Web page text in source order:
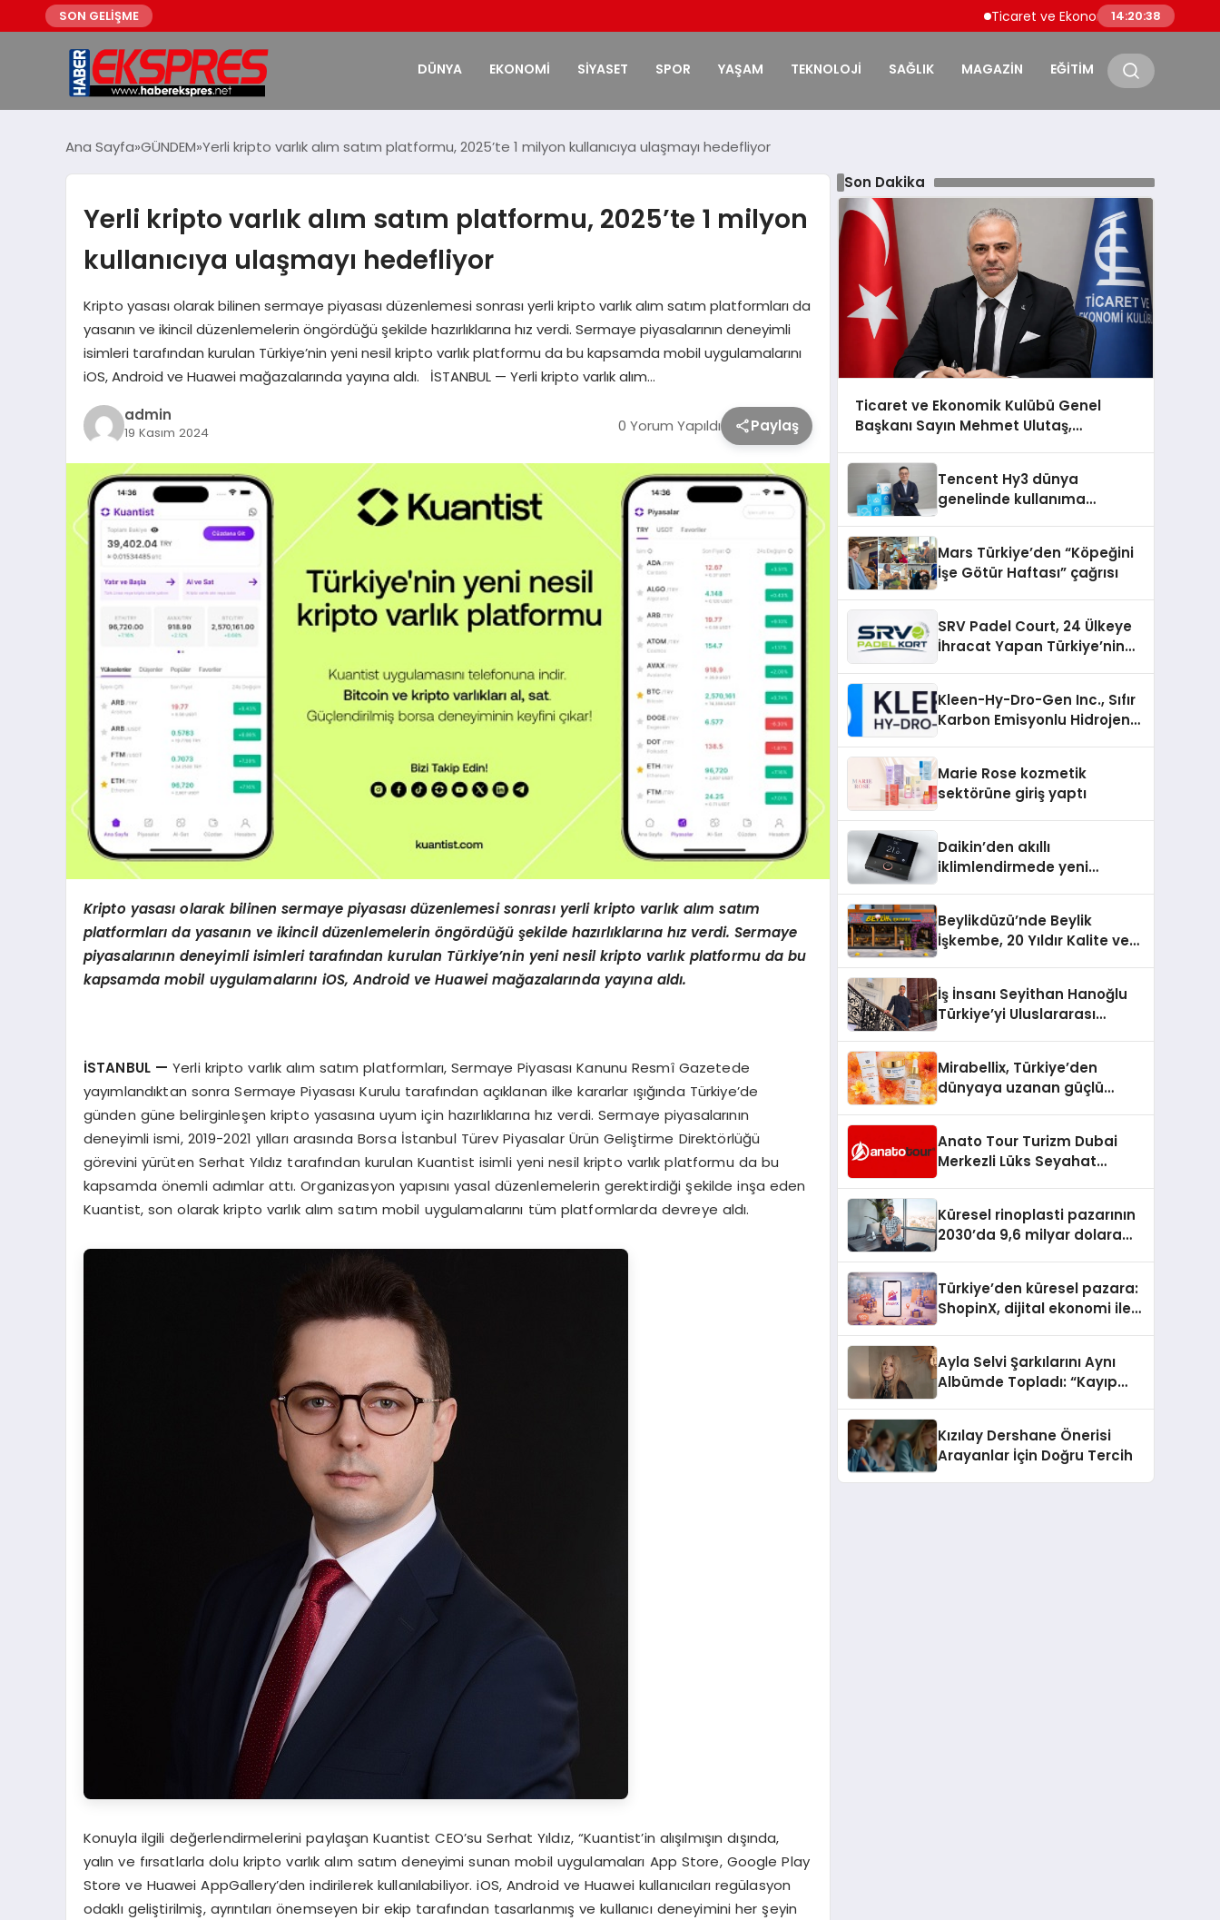
SON GELİŞME Ticaret ve Ekonomik Kulübü Genel Başkanı
14:20:39
DÜNYA EKONOMİ SİYASET SPOR YAŞAM TEKNOLOJİ SAĞLIK MAGAZİN EĞİTİM
Ana Sayfa GÜNDEM Yerli kripto varlık alım satım platformu, 2025’te 1 milyon kullanıcıya ulaşmayı hedefliyor
Yerli kripto varlık alım satım platformu, 2025’te 1 milyon
kullanıcıya ulaşmayı hedefliyor
Kripto yasası olarak bilinen sermaye piyasası düzenlemesi sonrası yerli kripto varlık alım satım platformları da
yasanın ve ikincil düzenlemelerin öngördüğü şekilde hazırlıklarına hız verdi. Sermaye piyasalarının deneyimli
isimleri tarafından kurulan Türkiye’nin yeni nesil kripto varlık platformu da bu kapsamda mobil uygulamalarını
iOS, Android ve Huawei mağazalarında yayına aldı. İSTANBUL — Yerli kripto varlık alım…
admin
19 Kasım 2024 0 Yorum Yapıldı Paylaş
Kripto yasası olarak bilinen sermaye piyasası düzenlemesi sonrası yerli kripto varlık alım satım
platformları da yasanın ve ikincil düzenlemelerin öngördüğü şekilde hazırlıklarına hız verdi. Sermaye
piyasalarının deneyimli isimleri tarafından kurulan Türkiye’nin yeni nesil kripto varlık platformu da bu
kapsamda mobil uygulamalarını iOS, Android ve Huawei mağazalarında yayına aldı.
İSTANBUL — Yerli kripto varlık alım satım platformları, Sermaye Piyasası Kanunu Resmî Gazetede
yayımlandıktan sonra Sermaye Piyasası Kurulu tarafından açıklanan ilke kararlar ışığında Türkiye’de
günden güne belirginleşen kripto yasasına uyum için hazırlıklarına hız verdi. Sermaye piyasalarının
deneyimli ismi, 2019-2021 yılları arasında Borsa İstanbul Türev Piyasalar Ürün Geliştirme Direktörlüğü
görevini yürüten Serhat Yıldız tarafından kurulan Kuantist isimli yeni nesil kripto varlık platformu da bu
kapsamda önemli adımlar attı. Organizasyon yapısını yasal düzenlemelerin gerektirdiği şekilde inşa eden
Kuantist, son olarak kripto varlık alım satım mobil uygulamalarını tüm platformlarda devreye aldı.
Konuyla ilgili değerlendirmelerini paylaşan Kuantist CEO’su Serhat Yıldız, “Kuantist’in alışılmışın dışında,
yalın ve fırsatlarla dolu kripto varlık alım satım deneyimi sunan mobil uygulamaları App Store, Google Play
Store ve Huawei AppGallery’den indirilerek kullanılabiliyor. iOS, Android ve Huawei kullanıcıları regülasyon
odaklı geliştirilmiş, ayrıntıları önemseyen bir ekip tarafından tasarlanmış ve kullanıcı deneyimini her şeyin
Son Dakika
Ticaret ve Ekonomik Kulübü Genel
Başkanı Sayın Mehmet Ulutaş,
şunları kaydetti:
Tencent Hy3 dünya
genelinde kullanıma
Mars Türkiye’den “Köpeğini
İşe Götür Haftası” çağrısı
SRV Padel Court, 24 Ülkeye
İhracat Yapan Türkiye’nin
Kleen-Hy-Dro-Gen Inc., Sıfır
Karbon Emisyonlu Hidrojen
Aldı
Marie Rose kozmetik
sektörüne giriş yaptı
Daikin’den akıllı
iklimlendirmede yeni
Beylikdüzü’nde Beylik
İşkembe, 20 Yıldır Kalite ve
İş İnsanı Seyithan Hanoğlu
Türkiye’yi Uluslararası
Mirabellix, Türkiye’den
dünyaya uzanan güçlü
Anato Tour Turizm Dubai
Merkezli Lüks Seyahat
Küresel rinoplasti pazarının
2030’da 9,6 milyar dolara
Türkiye’den küresel pazara:
ShopinX, dijital ekonomi ile
Ayla Selvi Şarkılarını Aynı
Albümde Topladı: “Kayıp
Kızılay Dershane Önerisi
Arayanlar İçin Doğru Tercih